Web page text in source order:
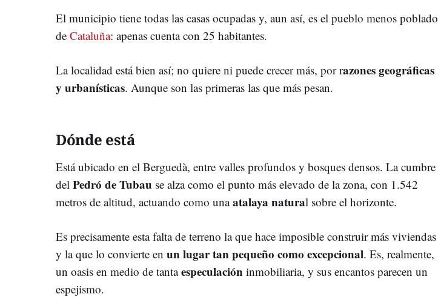
El municipio tiene todas las casas ocupadas y, aun así, es el pueblo menos poblado
de Cataluña: apenas cuenta con 25 habitantes.
La localidad está bien así; no quiere ni puede crecer más, por razones geográficas
y urbanísticas. Aunque son las primeras las que más pesan.
Dónde está
Está ubicado en el Berguedà, entre valles profundos y bosques densos. La cumbre
del Pedró de Tubau se alza como el punto más elevado de la zona, con 1.542
metros de altitud, actuando como unaatalaya natural sobre el horizonte.
Es precisamente esta falta de terreno la que hace imposible construir más viviendas
y la que lo convierte en un lugar tan pequeño como excepcional. Es, realmente,
un oasis en medio de tantaespeculación inmobiliaria, y sus encantos parecen un
espejismo.